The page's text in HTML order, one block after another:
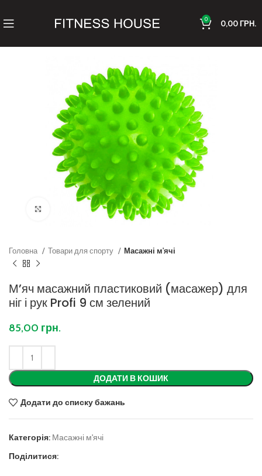
0 0,00ГРН.
Клацніть, щоб збільшити
Головна Товари для спорту Масажні м'ячі
М’яч масажний пластиковий (масажер) для
ніг і рук Profi 9 см зелений
85,00 грн.
ДОДАТИ В КОШИК
Додати до списку бажань
Категорія: Масажні м'ячі
Поділитися: